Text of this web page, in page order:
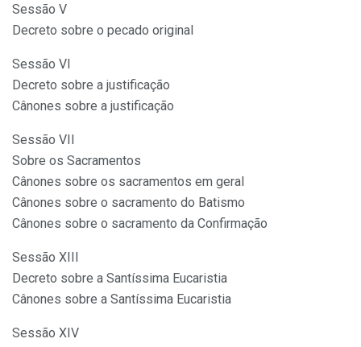
Sessão V
Decreto sobre o pecado original
Sessão VI
Decreto sobre a justificação
Cânones sobre a justificação
Sessão VII
Sobre os Sacramentos
Cânones sobre os sacramentos em geral
Cânones sobre o sacramento do Batismo
Cânones sobre o sacramento da Confirmação
Sessão XIII
Decreto sobre a Santíssima Eucaristia
Cânones sobre a Santíssima Eucaristia
Sessão XIV